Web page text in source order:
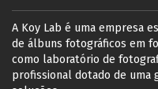
A Koy Lab é uma empresa
de álbuns fotográficos em
como laboratório de
profissional dotado de uma